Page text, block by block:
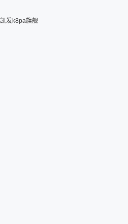
凯发k8pa旗舰